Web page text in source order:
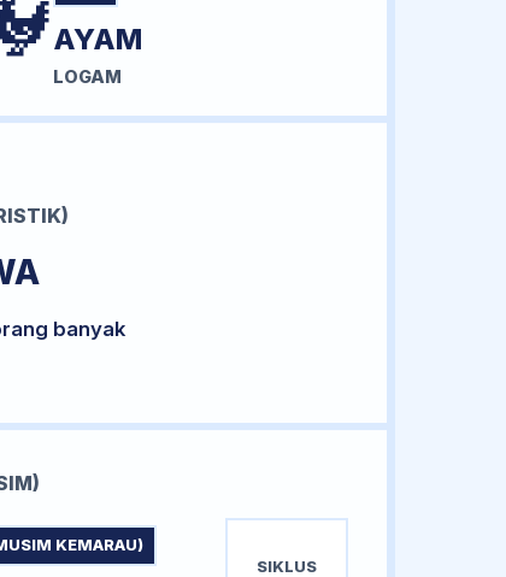
AYAM
LOGAM
banyak
KEMARAU)
SIKLUS